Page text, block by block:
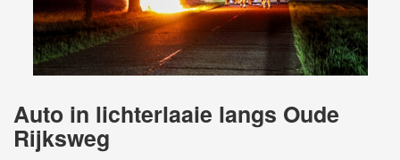
Auto in lichterlaaie langs Oude
Rijksweg